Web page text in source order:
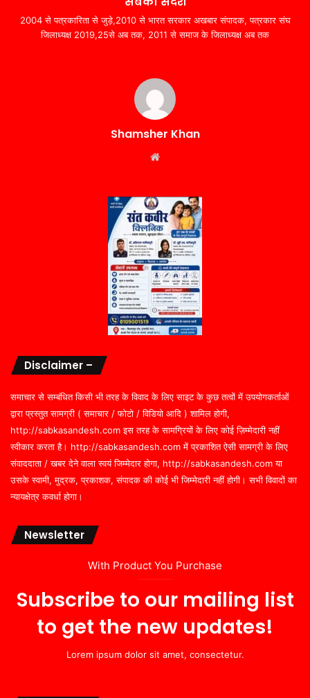
2004 से पत्रकारिता से जुड़े,2010 से भारत सरकार अखबार संपादक, पत्रकार संघ
जिलाध्यक्ष 2019,25से अब तक, 2011 से समाज के जिलाध्यक्ष अब तक
Shamsher Khan
Disclaimer –
समाचार से सम्बंधित किसी भी तरह के विवाद के लिए साइट के कुछ तत्वों में उपयोगकर्ताओं
द्वारा प्रस्तुत सामग्री ( समाचार / फोटो / विडियो आदि ) शामिल होगी,
http://sabkasandesh.com इस तरह के सामग्रियों के लिए कोई ज़िम्मेदारी नहीं
स्वीकार करता है। http://sabkasandesh.com में प्रकाशित ऐसी सामग्री के लिए
संवाददाता / खबर देने वाला स्वयं जिम्मेदार होगा, http://sabkasandesh.com या
उसके स्वामी, मुद्रक, प्रकाशक, संपादक की कोई भी जिम्मेदारी नहीं होगी। सभी विवादों का
न्यायक्षेत्र कवर्धा होगा।
Newsletter
With Product You Purchase
Subscribe to our mailing list
to get the new updates!
Lorem ipsum dolor sit amet, consectetur.